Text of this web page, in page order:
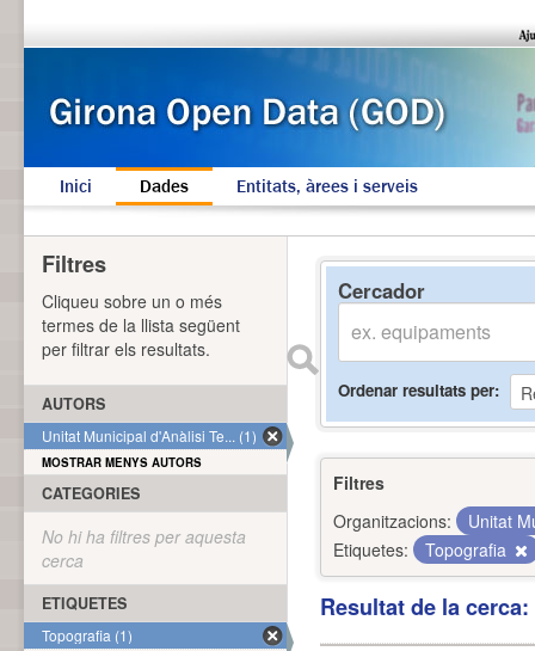
Inici Dades Entitats, àrees i serveis
Cercador
Ordenar resultats per
Filtres
Organitzacions:
Unitat
Etiquetes:
Topografia
Resultat de la
Filtres
Cliqueu sobre un o més
termes de la llista següent
per filtrar els resultats.
AUTORS
Unitat Municipal d'Anàlisi Te... (1)
MOSTRAR MENYS AUTORS
CATEGORIES
No hi ha filtres per aquesta
cerca
ETIQUETES
Topografia (1)